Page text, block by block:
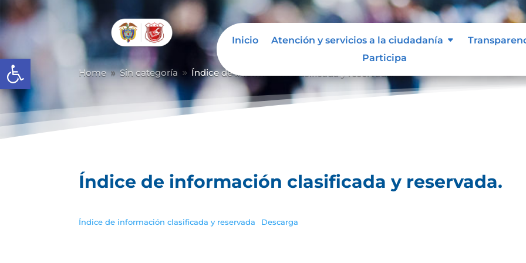
Abrir barra de herramientas
Inicio Atención y servicios a la ciudadanía
Participa
Home 9 Sin categoría 9 Índice de información clasificada y reservada.
Índice de información clasificada y reservada.
Índice de información clasificada y reservada Descarga